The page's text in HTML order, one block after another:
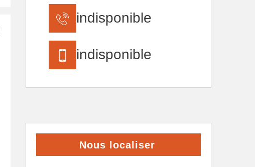
indisponible
indisponible
Nous localiser